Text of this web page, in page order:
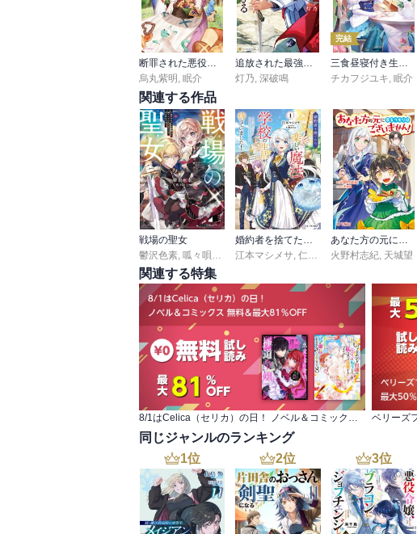
烏丸紫明 眠介
追放された最強令嬢は、新たな人生を自由に生きる
灯乃 深破鳴
完結
チカフジユキ ,眠介
関連する作品
戦場の聖女
鬱沢色素, 呱々唄七つ
婚約者を捨てたら、楽しい魔法学校の生活が待っていました！
江本マシメサ, 仁藤あかね
あなた方の元に戻るつもりはございません！
火野村志紀, 天城望
関連する特集
8/1はCelica（セリカ）の日！ ノベル＆コミックス 無料＆最大81％OFF
同じジャンルのランキング
1位 2位 3位